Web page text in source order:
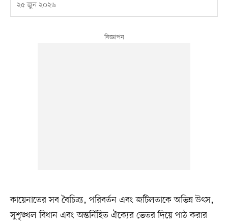
২৫ জুন ২০২৬
কায়েনাতের সব বৈচিত্র্য, পরিবর্তন এবং জটিলতাকে অভিন্ন উৎস,
সুশৃঙ্খল বিধান এবং অন্তর্নিহিত ঐক্যের ভেতর দিয়ে পাঠ করার